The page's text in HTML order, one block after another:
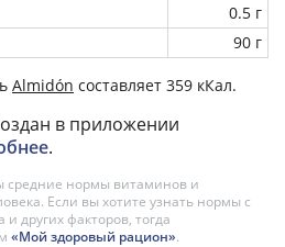
0.5 г
90 г
Almidón составляет 359 кКал.
в приложении
.
средние нормы витаминов и
Если вы хотите узнать нормы с
других факторов, тогда
«Мой здоровый рацион».